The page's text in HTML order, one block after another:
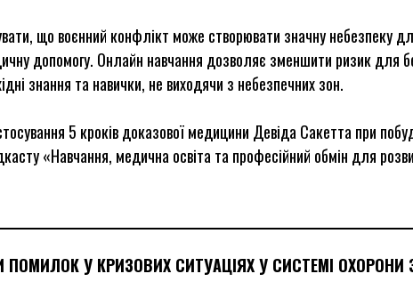
що воєнний конфлікт може створювати значну небезпеку
допомогу. Онлайн навчання дозволяє зменшити ризик для
знання та навички, не виходячи з небезпечних зон.
5 кроків доказової медицини Девіда Сакетта при
«Навчання, медична освіта та професійний обмін для
ПОМИЛОК У КРИЗОВИХ СИТУАЦІЯХ У СИСТЕМІ ОХОРОНИ